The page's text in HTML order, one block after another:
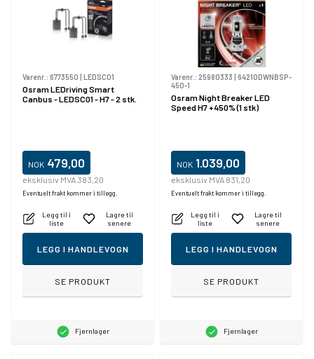
Varenr.: 6773550 | LEDSC01
Osram LEDriving Smart
Canbus - LEDSC01 - H7 - 2 stk.
NOK 479,00
eksklusiv MVA 383,20
Eventuelt frakt kommer i tillegg.
Legg til i
liste
Lagre til
senere
LEGG I HANDLEVOGN
SE PRODUKT
Fjernlager
Varenr.: 25980333 | 64210DWNBSP-
450-1
Osram Night Breaker LED
Speed H7 +450% (1 stk)
NOK 1.039,00
eksklusiv MVA 831,20
Eventuelt frakt kommer i tillegg.
Legg til i
liste
Lagre til
senere
LEGG I HANDLEVOGN
SE PRODUKT
Fjernlager